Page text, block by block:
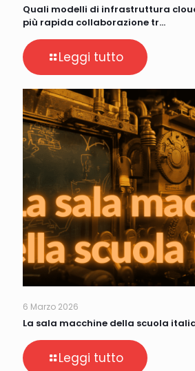
Quali modelli di infrastruttura
più rapida collaborazione tr…
Leggi tutto
6 Marzo 2026
La sala macchine della scuola
Leggi tutto